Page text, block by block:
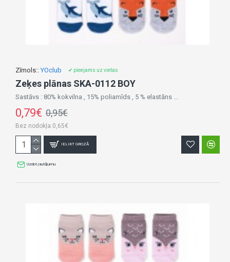
Zīmols:: YOclub ✔ pieejams uz vietas
Zeķes plānas SKA-0112 BOY
Sastāvs : 80% kokvilna , 15% poliamīds , 5 % elastāns ...
0,79€ 0,95€
Bez nodokļa:0,65€
IELIKT GROZĀ
Uzdot jautājumu